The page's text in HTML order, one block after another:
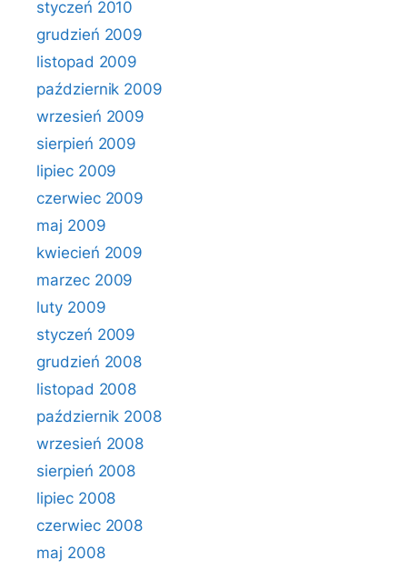
styczeń 2010
grudzień 2009
listopad 2009
październik 2009
wrzesień 2009
sierpień 2009
lipiec 2009
czerwiec 2009
maj 2009
kwiecień 2009
marzec 2009
luty 2009
styczeń 2009
grudzień 2008
listopad 2008
październik 2008
wrzesień 2008
sierpień 2008
lipiec 2008
czerwiec 2008
maj 2008